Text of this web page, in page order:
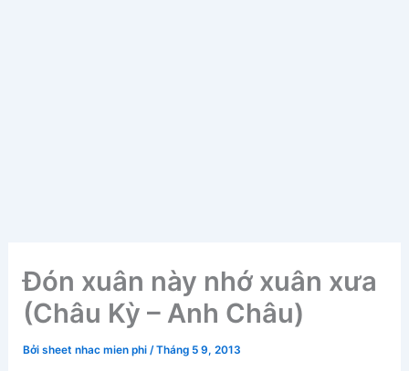
Đón xuân này nhớ xuân xưa
(Châu Kỳ – Anh Châu)
Bởisheet nhac mien phi/Tháng 5 9, 2013